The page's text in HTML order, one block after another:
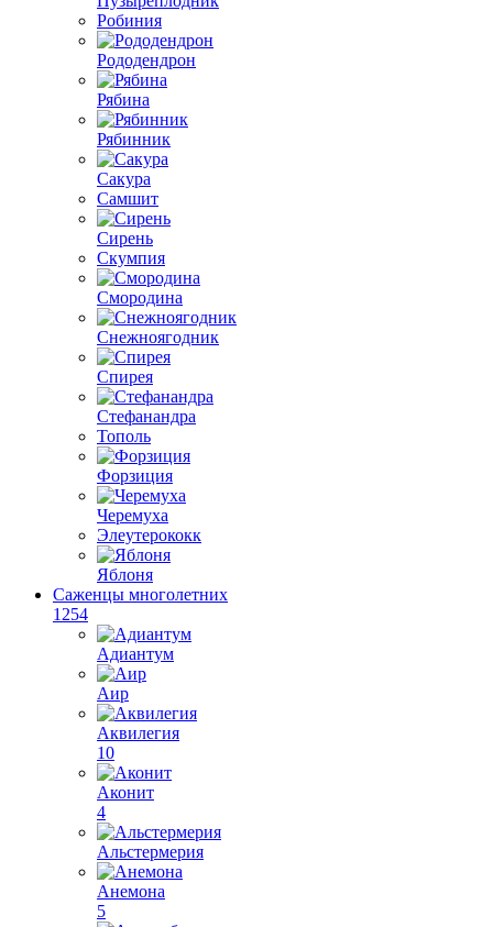
Робиния
Рододендрон
Рябина
Рябинник
Сакура
Самшит
Сирень
Скумпия
Смородина
Снежноягодник
Спирея
Стефанандра
Тополь
Форзиция
Черемуха
Элеутерококк
Яблоня
Саженцы многолетних
1254
Адиантум
Аир
Аквилегия
10
Аконит
4
Альстермерия
Анемона
5